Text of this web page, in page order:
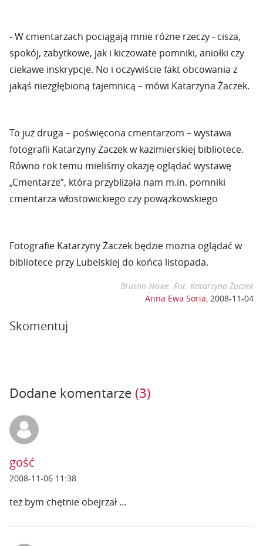
- W cmentarzach pociągają mnie różne rzeczy - cisza,
spokój, zabytkowe, jak i kiczowate pomniki, aniołki czy
ciekawe inskrypcje. No i oczywiście fakt obcowania z
jakąś niezgłębioną tajemnicą – mówi Katarzyna Żaczek.
To już druga – poświęcona cmentarzom – wystawa
fotografii Katarzyny Żaczek w kazimierskiej bibliotece.
Równo rok temu mieliśmy okazję oglądać wystawę
„Cmentarze”, która przybliżała nam m.in. pomniki
cmentarza włostowickiego czy powązkowskiego
Fotografie Katarzyny Żaczek będzie można oglądać w
bibliotece przy Lubelskiej do końca listopada.
Brusno Nowe. Fot. Katarzyna Żaczek
Anna Ewa Soria, 2008-11-04
Skomentuj
Dodane komentarze (3)
gość
2008-11-06 11:38
też bym chętnie obejrzał ...